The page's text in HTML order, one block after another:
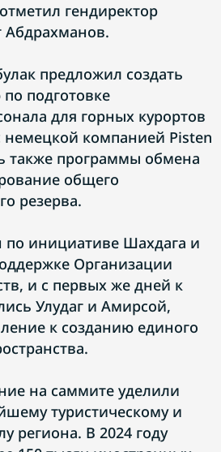
гендиректор
предложил создать
подготовке
для горных курортов
немецкой компанией Pisten
также программы обмена
общего
резерва.
инициативе Шахдага и
Организации
и с первых же дней к
Улудаг и Амирсой,
к созданию единого
на саммите уделили
туристическому и
региона. В 2024 году